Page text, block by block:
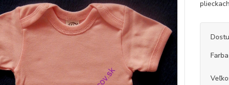
Farba